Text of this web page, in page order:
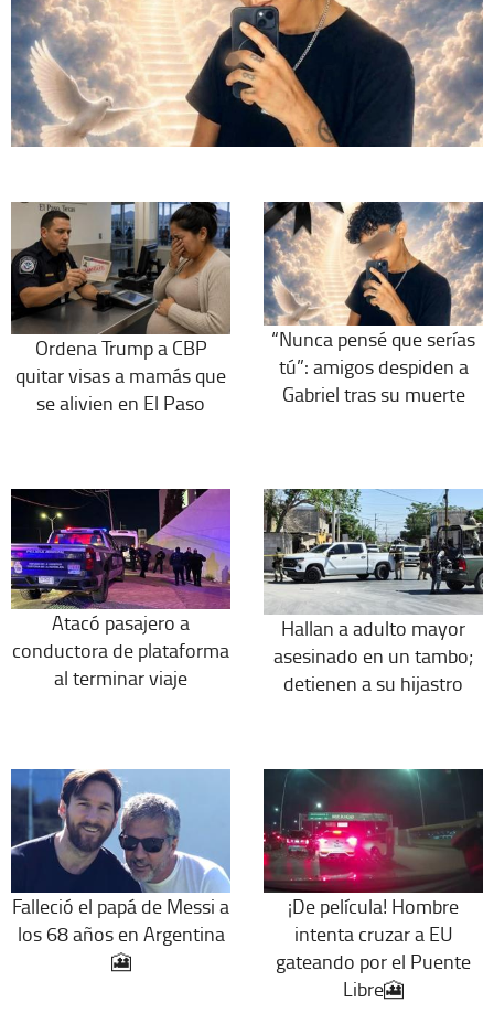
Ordena Trump a CBP
quitar visas a mamás que
se alivien en El Paso
“Nunca pensé que serías
tú”: amigos despiden a
Gabriel tras su muerte
Atacó pasajero a
conductora de plataforma
al terminar viaje
Hallan a adulto mayor
asesinado en un tambo;
detienen a su hijastro
Falleció el papá de Messi a
los 68 años en Argentina
🎦
¡De película! Hombre
intenta cruzar a EU
gateando por el Puente
Libre🎦